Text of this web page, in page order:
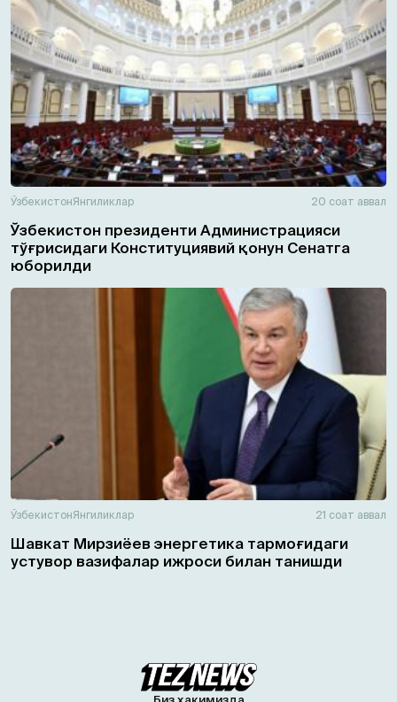
ЎзбекистонЯнгиликлар 20 соат аввал
Ўзбекистон президенти Администрацияси
тўғрисидаги Конституциявий қонун Сенатга
юборилди
ЎзбекистонЯнгиликлар 21 соат аввал
Шавкат Мирзиёев энергетика тармоғидаги
устувор вазифалар ижроси билан танишди